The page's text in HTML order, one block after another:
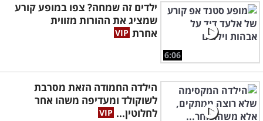
6:06
ילדים זה שמחה? צפו במופע קורע
שמציג את ההורות מזווית
אחרת
הילדה החמודה הזאת מסרבת
לשוקולד ומעדיפה משהו אחר
לחלוטין...